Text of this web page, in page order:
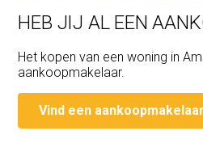
HEB JIJ AL EEN
Het kopen van een woning in
aankoopmakelaar.
Vind een aankoopmakelaar